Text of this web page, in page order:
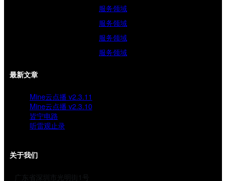
服务领域
服务领域
服务领域
服务领域
最新文章
Mine云点播 v2.3.11
Mine云点播 v2.3.10
皆宁电路
听雷观止录
关于我们
广东省深圳市光明街1号